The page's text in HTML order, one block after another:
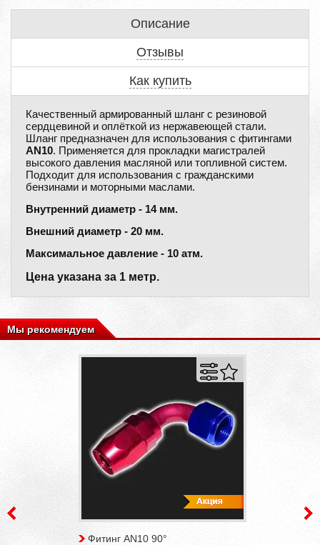
Описание
Отзывы
Как купить
Качественный армированный шланг с резиновой
сердцевиной и оплёткой из нержавеющей стали.
Шланг предназначен для использования с фитингами
AN10. Применяется для прокладки магистралей
высокого давления масляной или топливной систем.
Подходит для использования с гражданскими
бензинами и моторными маслами.
Внутренний диаметр - 14 мм.
Внешний диаметр - 20 мм.
Максимальное давление - 10 атм.
Цена указана за 1 метр.
Мы рекомендуем
Фитинг AN10 90°